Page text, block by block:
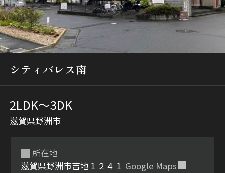
九州
市区郡・路線・駅から探す
通勤・通学時間から探す
シティパレス南
2LDK〜3DK
滋賀県野洲市
所在地
滋賀県野洲市吉地１２４１ Google Maps